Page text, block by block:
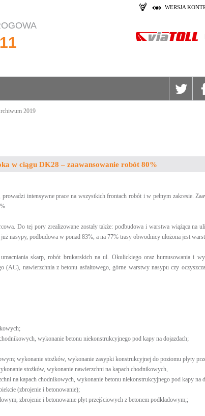
WERSJA
2019
w ciągu DK28 – zaawansowanie robót 80%
prowadzi intensywne prace na wszystkich frontach robót i w pełnym zakresie.
Do tej pory zrealizowane zostały także: podbudowa i warstwa wiążąca na
nasypy, podbudowa w ponad 83%, a na 77% trasy obwodnicy ułożona jest
skarp, robót brukarskich na ul. Okulickiego oraz humusowania i
(AC), nawierzchnia z betonu asfaltowego, górne warstwy nasypu czy
wykonanie betonu niekonstrukcyjnego pod kapy na dojazdach;
wykonanie stożków, wykonanie zasypki konstrukcyjnej do poziomu płyty
stożków, wykonanie nawierzchni na kapach chodnikowych,
na kapach chodnikowych, wykonanie betonu niekonstrukcyjnego pod kapy na
(zbrojenie i betonowanie);
zbrojenie i betonowanie płyt przejściowych z betonem podkładowym;;